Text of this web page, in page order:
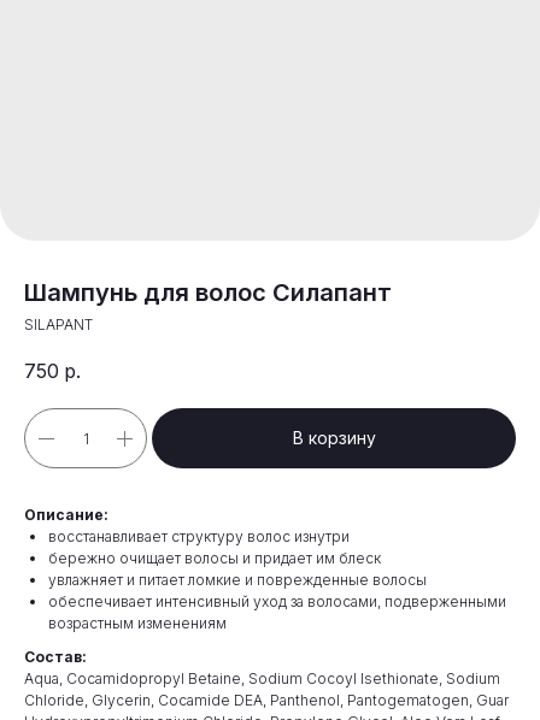
Шампунь для волос Силапант
SILAPANT
750 р.
В корзину
Описание:
восстанавливает структуру волос изнутри
бережно очищает волосы и придает им блеск
увлажняет и питает ломкие и поврежденные волосы
обеспечивает интенсивный уход за волосами, подверженными
возрастным изменениям
Состав:
Aqua, Cocamidopropyl Betaine, Sodium Cocoyl Isethionate, Sodium
Chloride, Glycerin, Cocamide DEA, Panthenol, Pantogematogen, Guar